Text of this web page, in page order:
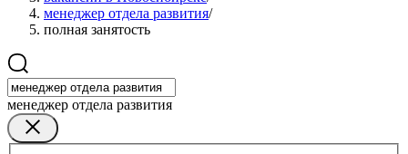
менеджер отдела развития/
полная занятость
менеджер отдела развития